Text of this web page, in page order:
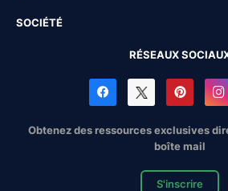
SOCIÉTÉ
RÉSEAUX
Obtenez des ressources exclusives
boîte mail
S'inscrire